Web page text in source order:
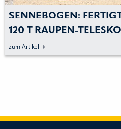
SENNEBOGEN:
120 T RAUPEN-
EINER LOGISTIKHALLE
zum Artikel